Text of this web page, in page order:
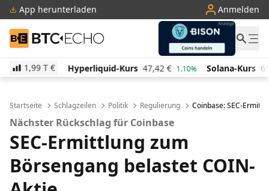
App herunterladen Anmelden
BTC-ECHO
1,99 T €
Hyperliquid-Kurs 47,42 € 1.10% Solana-Kurs 65,75 € 2.80%
Startseite Schlagzeilen Politik Regulierung Coinbase: SEC-
Nächster Rückschlag für Coinbase
SEC-Ermittlung zum
Börsengang belastet COIN-